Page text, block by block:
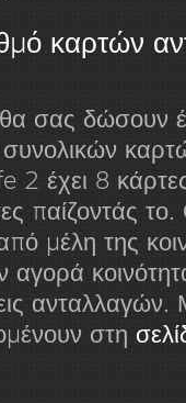
καρτών
θα σας δώσουν
2 έχει 8
παίζοντάς
μέλη της
αγορά
ανταλλαγών.
στη